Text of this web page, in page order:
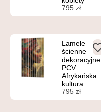
795 zł
Lamele
ścienne
dekoracyjne
PCV
Afrykańska
kultura
795 zł